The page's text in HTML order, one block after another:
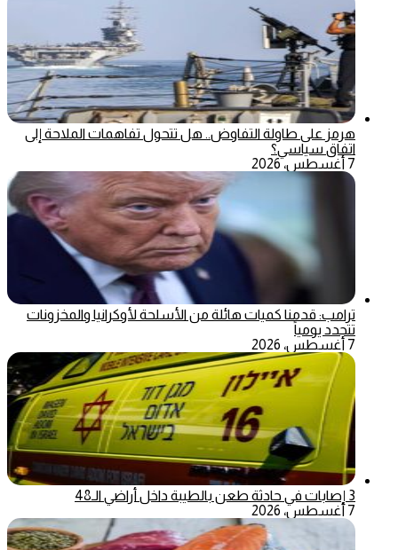
هرمز على طاولة التفاوض.. هل تتحول تفاهمات الملاحة إلى
اتفاق سياسي؟
7 أغسطس، 2026
ترامب: قدمنا كميات هائلة من الأسلحة لأوكرانيا والمخزونات
تتجدد يومياً
7 أغسطس، 2026
3 إصابات في حادثة طعن بالطيبة داخل أراضي الـ48
7 أغسطس، 2026